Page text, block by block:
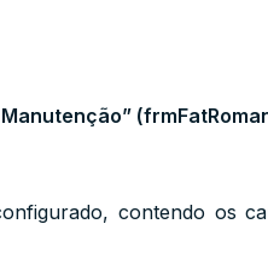
contendo os